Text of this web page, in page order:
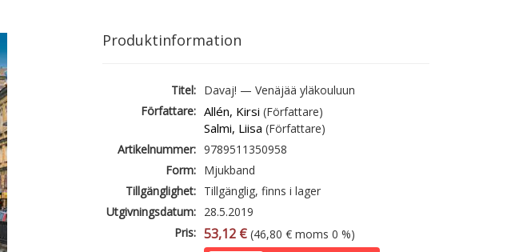
Produktinformation
Titel: Davaj! — Venäjää yläkouluun
Författare: Allén, Kirsi (Författare)
Salmi, Liisa (Författare)
Artikelnummer: 9789511350958
Form: Mjukband
Tillgänglighet: Tillgänglig, finns i lager
Utgivningsdatum: 28.5.2019
Pris: 53,12 € (46,80 € moms 0 %)